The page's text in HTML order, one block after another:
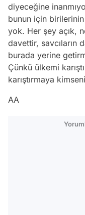
diyeceğine
bunun için birilerinin
yok. Her şey açık,
davettir, savcıların
burada yerine
Çünkü ülkemi
karıştırmaya
AA